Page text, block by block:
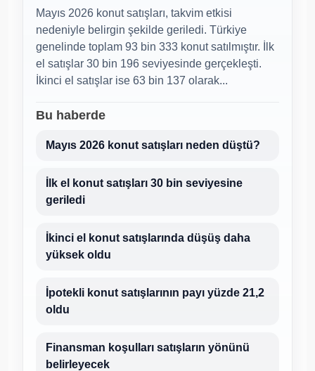
Mayıs 2026 konut satışları, takvim etkisi
nedeniyle belirgin şekilde geriledi. Türkiye
genelinde toplam 93 bin 333 konut satılmıştır. İlk
el satışlar 30 bin 196 seviyesinde gerçekleşti.
İkinci el satışlar ise 63 bin 137 olarak...
Bu haberde
Mayıs 2026 konut satışları neden düştü?
İlk el konut satışları 30 bin seviyesine
geriledi
İkinci el konut satışlarında düşüş daha
yüksek oldu
İpotekli konut satışlarının payı yüzde 21,2
oldu
Finansman koşulları satışların yönünü
belirleyecek